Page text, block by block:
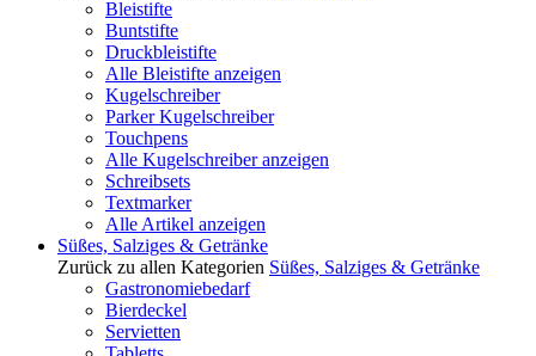
Bleistifte
Buntstifte
Druckbleistifte
Alle Bleistifte anzeigen
Kugelschreiber
Parker Kugelschreiber
Touchpens
Alle Kugelschreiber anzeigen
Schreibsets
Textmarker
Alle Artikel anzeigen
Süßes, Salziges & Getränke
Zurück zu allen Kategorien Süßes, Salziges & Getränke
Gastronomiebedarf
Bierdeckel
Servietten